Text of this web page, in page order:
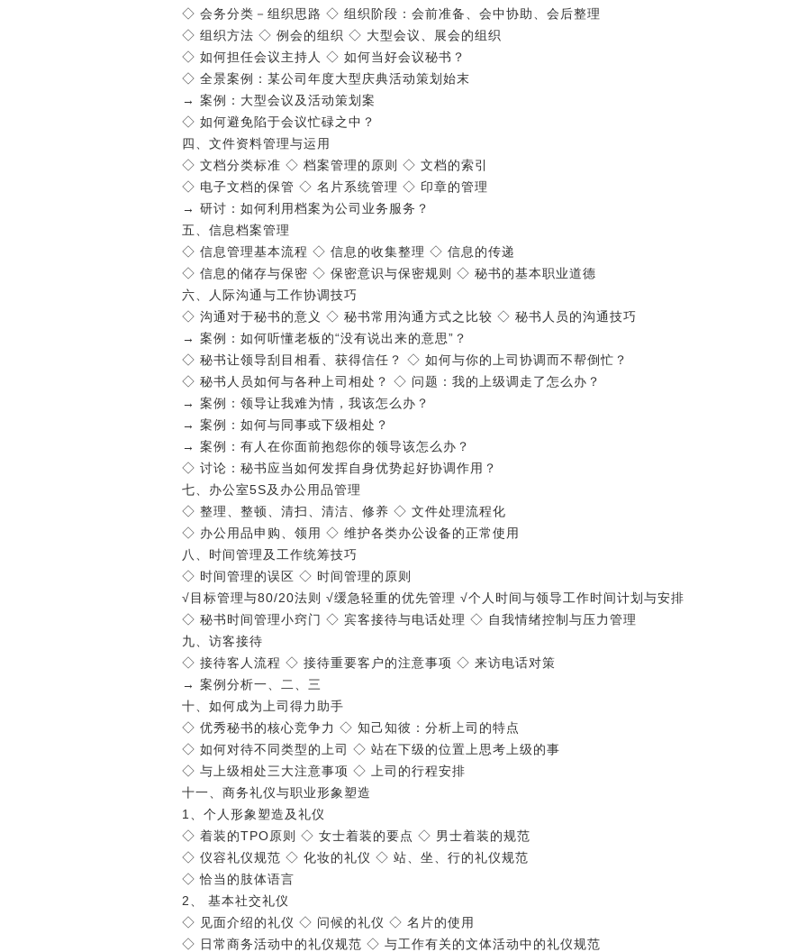
◇ 会务分类－组织思路 ◇ 组织阶段：会前准备、会中协助、会后整理
◇ 组织方法 ◇ 例会的组织 ◇ 大型会议、展会的组织
◇ 如何担任会议主持人 ◇ 如何当好会议秘书？
◇ 全景案例：某公司年度大型庆典活动策划始末
→ 案例：大型会议及活动策划案
◇ 如何避免陷于会议忙碌之中？
四、文件资料管理与运用
◇ 文档分类标准 ◇ 档案管理的原则 ◇ 文档的索引
◇ 电子文档的保管 ◇ 名片系统管理 ◇ 印章的管理
→ 研讨：如何利用档案为公司业务服务？
五、信息档案管理
◇ 信息管理基本流程 ◇ 信息的收集整理 ◇ 信息的传递
◇ 信息的储存与保密 ◇ 保密意识与保密规则 ◇ 秘书的基本职业道德
六、人际沟通与工作协调技巧
◇ 沟通对于秘书的意义 ◇ 秘书常用沟通方式之比较 ◇ 秘书人员的沟通技巧
→ 案例：如何听懂老板的“没有说出来的意思”？
◇ 秘书让领导刮目相看、获得信任？ ◇ 如何与你的上司协调而不帮倒忙？
◇ 秘书人员如何与各种上司相处？ ◇ 问题：我的上级调走了怎么办？
→ 案例：领导让我难为情，我该怎么办？
→ 案例：如何与同事或下级相处？
→ 案例：有人在你面前抱怨你的领导该怎么办？
◇ 讨论：秘书应当如何发挥自身优势起好协调作用？
七、办公室5S及办公用品管理
◇ 整理、整顿、清扫、清洁、修养 ◇ 文件处理流程化
◇ 办公用品申购、领用 ◇ 维护各类办公设备的正常使用
八、时间管理及工作统筹技巧
◇ 时间管理的误区 ◇ 时间管理的原则
√目标管理与80/20法则 √缓急轻重的优先管理 √个人时间与领导工作时间计划与安排
◇ 秘书时间管理小窍门 ◇ 宾客接待与电话处理 ◇ 自我情绪控制与压力管理
九、访客接待
◇ 接待客人流程 ◇ 接待重要客户的注意事项 ◇ 来访电话对策
→ 案例分析一、二、三
十、如何成为上司得力助手
◇ 优秀秘书的核心竞争力 ◇ 知己知彼：分析上司的特点
◇ 如何对待不同类型的上司 ◇ 站在下级的位置上思考上级的事
◇ 与上级相处三大注意事项 ◇ 上司的行程安排
十一、商务礼仪与职业形象塑造
1、个人形象塑造及礼仪
◇ 着装的TPO原则 ◇ 女士着装的要点 ◇ 男士着装的规范
◇ 仪容礼仪规范 ◇ 化妆的礼仪 ◇ 站、坐、行的礼仪规范
◇ 恰当的肢体语言
2、 基本社交礼仪
◇ 见面介绍的礼仪 ◇ 问候的礼仪 ◇ 名片的使用
◇ 日常商务活动中的礼仪规范 ◇ 与工作有关的文体活动中的礼仪规范